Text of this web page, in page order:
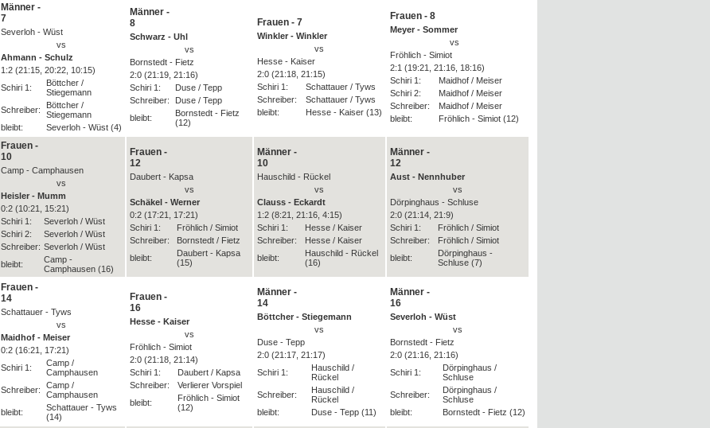
Männer -
7
Severloh - Wüst
vs
Ahmann - Schulz
1:2 (21:15, 20:22, 10:15)
Schiri 1:
Böttcher /
Stiegemann
Schreiber:
Böttcher /
Stiegemann
bleibt:
Severloh - Wüst (4)
Männer -
8
Schwarz - Uhl
vs
Bornstedt - Fietz
2:0 (21:19, 21:16)
Schiri 1:
Duse / Tepp
Schreiber:
Duse / Tepp
bleibt:
Bornstedt - Fietz
(12)
Frauen - 7
Winkler - Winkler
vs
Hesse - Kaiser
2:0 (21:18, 21:15)
Schiri 1:
Schattauer / Tyws
Schreiber:
Schattauer / Tyws
bleibt:
Hesse - Kaiser (13)
Frauen - 8
Meyer - Sommer
vs
Fröhlich - Simiot
2:1 (19:21, 21:16, 18:16)
Schiri 1:
Maidhof / Meiser
Schiri 2:
Maidhof / Meiser
Schreiber:
Maidhof / Meiser
bleibt:
Fröhlich - Simiot (12)
Frauen -
10
Camp - Camphausen
vs
Heisler - Mumm
0:2 (10:21, 15:21)
Schiri 1:
Severloh / Wüst
Schiri 2:
Severloh / Wüst
Schreiber: Severloh / Wüst
bleibt:
Camp -
Camphausen (16)
Frauen -
12
Daubert - Kapsa
vs
Schäkel - Werner
0:2 (17:21, 17:21)
Schiri 1:
Fröhlich / Simiot
Schreiber:
Bornstedt / Fietz
bleibt:
Daubert - Kapsa
(15)
Männer -
10
Hauschild - Rückel
vs
Clauss - Eckardt
1:2 (8:21, 21:16, 4:15)
Schiri 1:
Hesse / Kaiser
Schreiber:
Hesse / Kaiser
bleibt:
Hauschild - Rückel
(16)
Männer -
12
Aust - Nennhuber
vs
Dörpinghaus - Schluse
2:0 (21:14, 21:9)
Schiri 1:
Fröhlich / Simiot
Schreiber:
Fröhlich / Simiot
bleibt:
Dörpinghaus -
Schluse (7)
Frauen -
14
Schattauer - Tyws
vs
Maidhof - Meiser
0:2 (16:21, 17:21)
Schiri 1:
Camp /
Camphausen
Schreiber:
Camp /
Camphausen
bleibt:
Schattauer - Tyws
(14)
Frauen -
16
Hesse - Kaiser
vs
Fröhlich - Simiot
2:0 (21:18, 21:14)
Schiri 1:
Daubert / Kapsa
Schreiber:
Verlierer Vorspiel
bleibt:
Fröhlich - Simiot
(12)
Männer -
14
Böttcher - Stiegemann
vs
Duse - Tepp
2:0 (21:17, 21:17)
Schiri 1:
Hauschild /
Rückel
Schreiber:
Hauschild /
Rückel
bleibt:
Duse - Tepp (11)
Männer -
16
Severloh - Wüst
vs
Bornstedt - Fietz
2:0 (21:16, 21:16)
Schiri 1:
Dörpinghaus /
Schluse
Schreiber:
Dörpinghaus /
Schluse
bleibt:
Bornstedt - Fietz (12)